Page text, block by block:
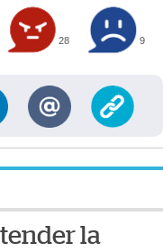
28 9
la